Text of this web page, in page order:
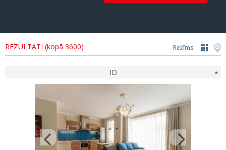
REZULTĀTI (kopā 3600) Režīms:
ID